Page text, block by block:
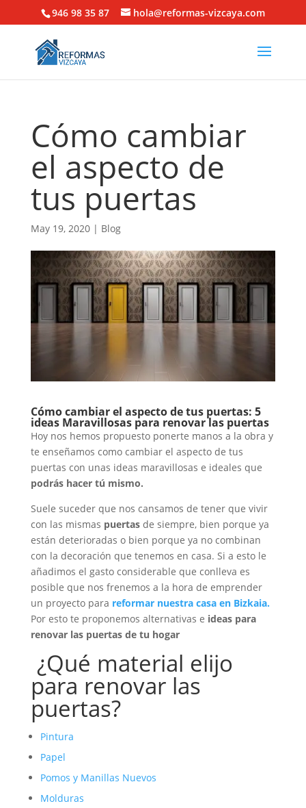
946 98 35 87 hola@reformas-vizcaya.com
Cómo cambiar
el aspecto de
tus puertas
May 19, 2020| Blog
Cómo cambiar el aspecto de tus puertas: 5
ideas Maravillosas para renovar las puertas
Hoy nos hemos propuesto ponerte manos a la obra y
te enseñamos como cambiar el aspecto de tus
puertas con unas ideas maravillosas e ideales que
podrás hacer tú mismo.
Suele suceder que nos cansamos de tener que vivir
con las mismas puertasde siempre, bien porque ya
están deterioradas o bien porque ya no combinan
con la decoración que tenemos en casa. Si a esto le
añadimos el gasto considerable que conlleva es
posible que nos frenemos a la hora de emprender
un proyecto para reformar nuestra casa en Bizkaia.
Por esto te proponemos alternativas e ideas para
renovar las puertas de tu hogar
¿Qué material elijo
para renovar las
puertas?
Pintura
Papel
Pomos y Manillas Nuevos
Molduras